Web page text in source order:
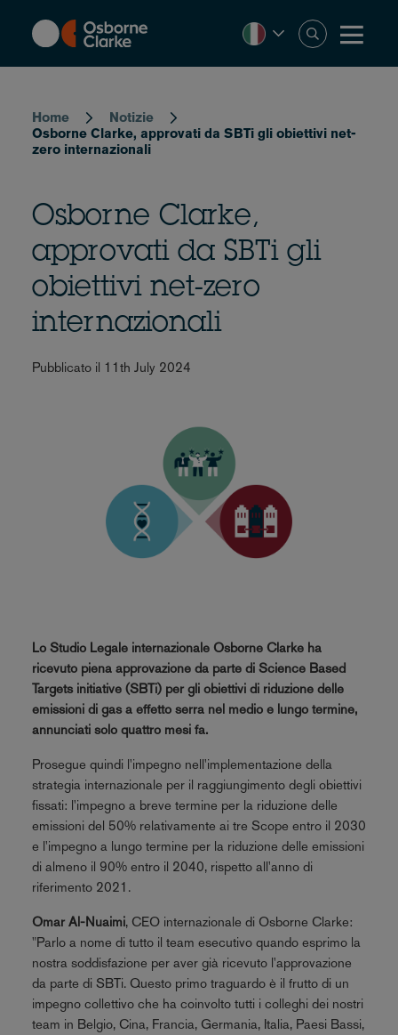
content
Home
Notizie
Osborne Clarke, approvati da SBTi gli obiettivi net-
zero internazionali
Osborne Clarke,
approvati da SBTi gli
obiettivi net-zero
internazionali
Pubblicato il 11th July 2024
Lo Studio Legale internazionale Osborne Clarke ha
ricevuto piena approvazione da parte di Science Based
Targets initiative (SBTi) per gli obiettivi di riduzione delle
emissioni di gas a effetto serra nel medio e lungo termine,
annunciati solo quattro mesi fa.
Prosegue quindi l'impegno nell'implementazione della
strategia internazionale per il raggiungimento degli obiettivi
fissati: l'impegno a breve termine per la riduzione delle
emissioni del 50% relativamente ai tre Scope entro il 2030
e l'impegno a lungo termine per la riduzione delle emissioni
di almeno il 90% entro il 2040, rispetto all'anno di
riferimento 2021.
Omar Al-Nuaimi, CEO internazionale di Osborne Clarke:
"Parlo a nome di tutto il team esecutivo quando esprimo la
nostra soddisfazione per aver già ricevuto l'approvazione
da parte di SBTi. Questo primo traguardo è il frutto di un
impegno collettivo che ha coinvolto tutti i colleghi dei nostri
team in Belgio, Cina, Francia, Germania, Italia, Paesi Bassi,